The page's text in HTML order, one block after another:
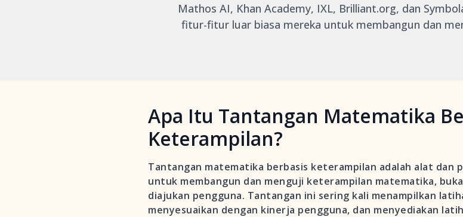
Mathos AI, Khan Academy, IXL, Brilliant.org, dan
fitur-fitur luar biasa mereka untuk membangun dan
Apa Itu Tantangan Matematika
Keterampilan?
Tantangan matematika berbasis keterampilan adalah alat
untuk membangun dan menguji keterampilan matematika,
diajukan pengguna. Tantangan ini sering kali menampilkan
menyesuaikan dengan kinerja pengguna, dan menyediakan